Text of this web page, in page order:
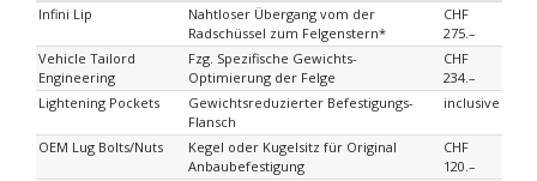
Infini Lip
Nahtloser Übergang vom der
Radschüssel zum Felgenstern*
CHF
275.–
Vehicle Tailord
Engineering
Fzg. Spezifische Gewichts-
Optimierung der Felge
CHF
234.–
Lightening Pockets
Gewichtsreduzierter Befestigungs-
Flansch
inclusive
OEM Lug Bolts/Nuts
Kegel oder Kugelsitz für Original
Anbaubefestigung
CHF
120.–